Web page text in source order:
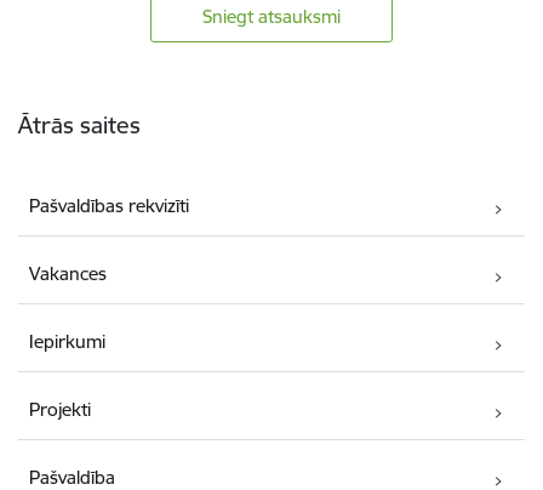
Sniegt atsauksmi
Ātrās saites
Pašvaldības rekvizīti
Vakances
Iepirkumi
Projekti
Pašvaldība